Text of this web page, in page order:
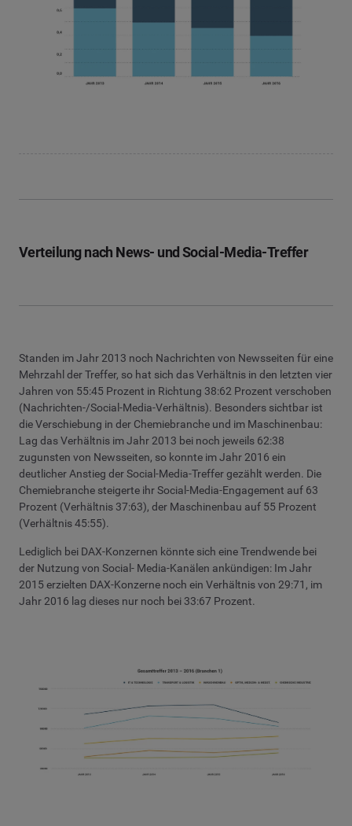
Verteilung nach News- und Social-Media-Treffer
Standen im Jahr 2013 noch Nachrichten von Newsseiten für eine
Mehrzahl der Treffer, so hat sich das Verhältnis in den letzten vier
Jahren von 55:45 Prozent in Richtung 38:62 Prozent verschoben
(Nachrichten-/Social-Media-Verhältnis). Besonders sichtbar ist
die Verschiebung in der Chemiebranche und im Maschinenbau:
Lag das Verhältnis im Jahr 2013 bei noch jeweils 62:38
zugunsten von Newsseiten, so konnte im Jahr 2016 ein
deutlicher Anstieg der Social-Media-Treffer gezählt werden. Die
Chemiebranche steigerte ihr Social-Media-Engagement auf 63
Prozent (Verhältnis 37:63), der Maschinenbau auf 55 Prozent
(Verhältnis 45:55).
Lediglich bei DAX-Konzernen könnte sich eine Trendwende bei
der Nutzung von Social- Media-Kanälen ankündigen: Im Jahr
2015 erzielten DAX-Konzerne noch ein Verhältnis von 29:71, im
Jahr 2016 lag dieses nur noch bei 33:67 Prozent.